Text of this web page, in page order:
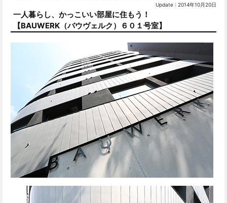
Update : 2014年10月20日
一人暮らし、かっこいい部屋に住もう！
【BAUWERK（バウヴェルク）６０１号室】